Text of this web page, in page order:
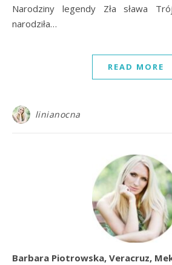
Narodziny legendy Zła sława
narodziła…
READ MORE
linianocna
Barbara Piotrowska, Veracruz,